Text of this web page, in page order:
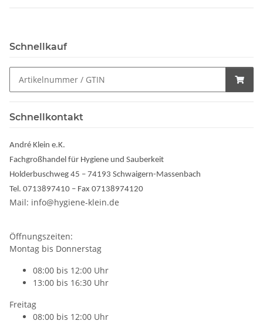
Schnellkauf
Schnellkontakt
André Klein e.K.
Fachgroßhandel für Hygiene und Sauberkeit
Holderbuschweg 45 – 74193 Schwaigern-Massenbach
Tel. 0713897410 – Fax 07138974120
Mail: info@hygiene-klein.de
Öffnungszeiten:
Montag bis Donnerstag
08:00 bis 12:00 Uhr
13:00 bis 16:30 Uhr
Freitag
08:00 bis 12:00 Uhr